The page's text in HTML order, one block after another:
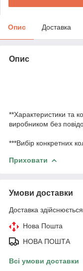
Опис Доставка
Опис
**Характеристики та
виробником без
***Вибір конкретних
Приховати
Умови доставки
Доставка
Нова Пошта
НОВА ПОШТА
Всі умови доставки